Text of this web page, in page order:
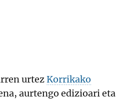
urtezKorrikako
aurtengo edizioari eta